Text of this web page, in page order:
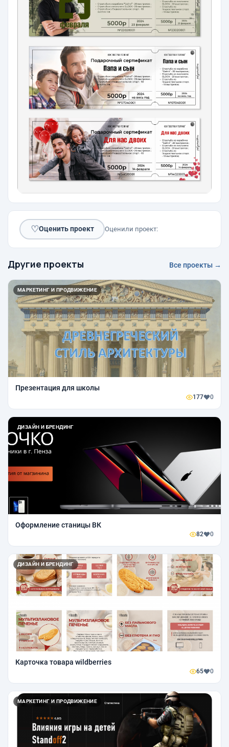
♡Оценить проект Оценили проект:
Другие проекты Все проекты →
МАРКЕТИНГ И ПРОДВИЖЕНИЕ
Презентация для школы
177 0
ДИЗАЙН И БРЕНДИНГ
Оформление станицы ВК
82 0
ДИЗАЙН И БРЕНДИНГ
Карточка товара wildberries
65 0
МАРКЕТИНГ И ПРОДВИЖЕНИЕ